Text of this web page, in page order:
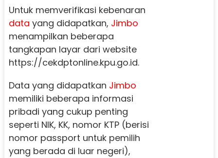
Untuk memverifikasi kebenaran
data yang didapatkan, Jimbo
menampilkan beberapa
tangkapan layar dari website
https://cekdptonline.kpu.go.id.
Data yang didapatkan Jimbo
memiliki beberapa informasi
pribadi yang cukup penting
seperti NIK, KK, nomor KTP (berisi
nomor passport untuk pemilih
yang berada di luar negeri),